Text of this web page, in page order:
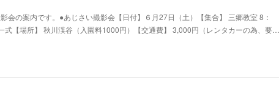
会の案内です。●あじさい撮影会【日付】６月27日（土）【集合】 三郷教室 8：
【場所】 秋川渓谷（入園料1000円）【交通費】 3,000円（レンタカーの為、要…